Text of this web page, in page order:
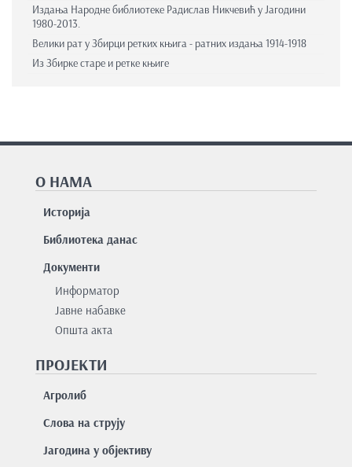
Издања Народне библиотеке Радислав Никчевић у Јагодини
1980-2013.
Велики рат у Збирци ретких књига - ратних издања 1914-1918
Из Збирке старе и ретке књиге
О НАМА
Историја
Библиотека данас
Документи
Информатор
Јавне набавке
Општа акта
ПРОЈЕКТИ
Агролиб
Слова на струју
Јагодина у објективу